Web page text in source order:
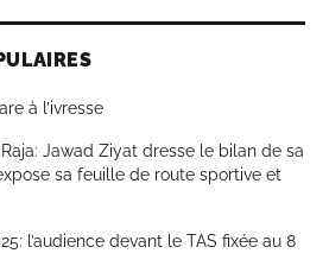
à l’ivresse
Jawad Ziyat dresse le bilan de sa
sa feuille de route sportive et
l’audience devant le TAS fixée au 8